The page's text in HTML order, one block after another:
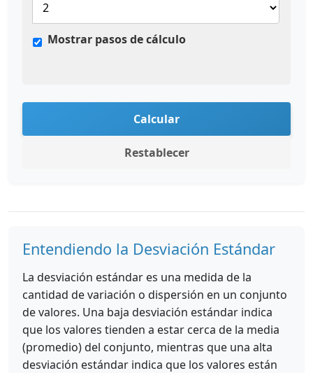
Mostrar pasos de cálculo
Calcular
Restablecer
Entendiendo la Desviación Estándar
La desviación estándar es una medida de la
cantidad de variación o dispersión en un conjunto
de valores. Una baja desviación estándar indica
que los valores tienden a estar cerca de la media
(promedio) del conjunto, mientras que una alta
desviación estándar indica que los valores están